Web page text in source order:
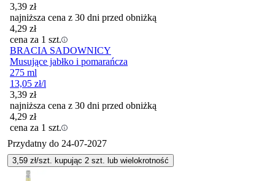
3,39 zł
najniższa cena z 30 dni przed obniżką
4,29 zł
cena za 1 szt.
BRACIA SADOWNICY
Musujące jabłko i pomarańcza
275 ml
13,05 zł/l
3,39 zł
najniższa cena z 30 dni przed obniżką
4,29 zł
cena za 1 szt.
Przydatny do 24-07-2027
3,59 zł/szt. kupując 2 szt. lub wielokrotność